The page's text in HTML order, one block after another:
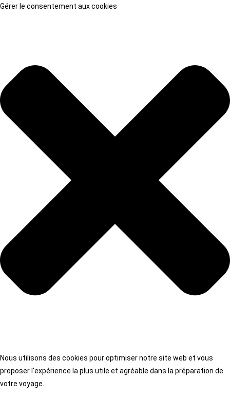
Gérer le consentement aux cookies
Nous utilisons des cookies pour optimiser notre site web et vous
proposer l'expérience la plus utile et agréable dans la préparation de
votre voyage.